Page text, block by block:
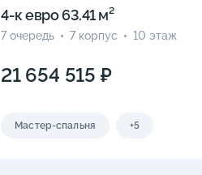
4-к eвро 63.41 м²
7 очередь 7 корпус 10 этаж
21 654 515 ₽
Мастер-спальня +5